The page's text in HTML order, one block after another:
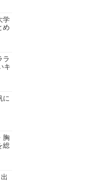
学
め
ラ
キ
に
胸
総